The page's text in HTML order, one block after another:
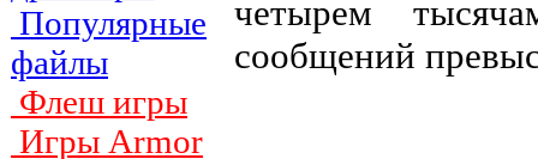
Популярные
файлы
Флеш игры
Игры Armor
четырем
сообщений